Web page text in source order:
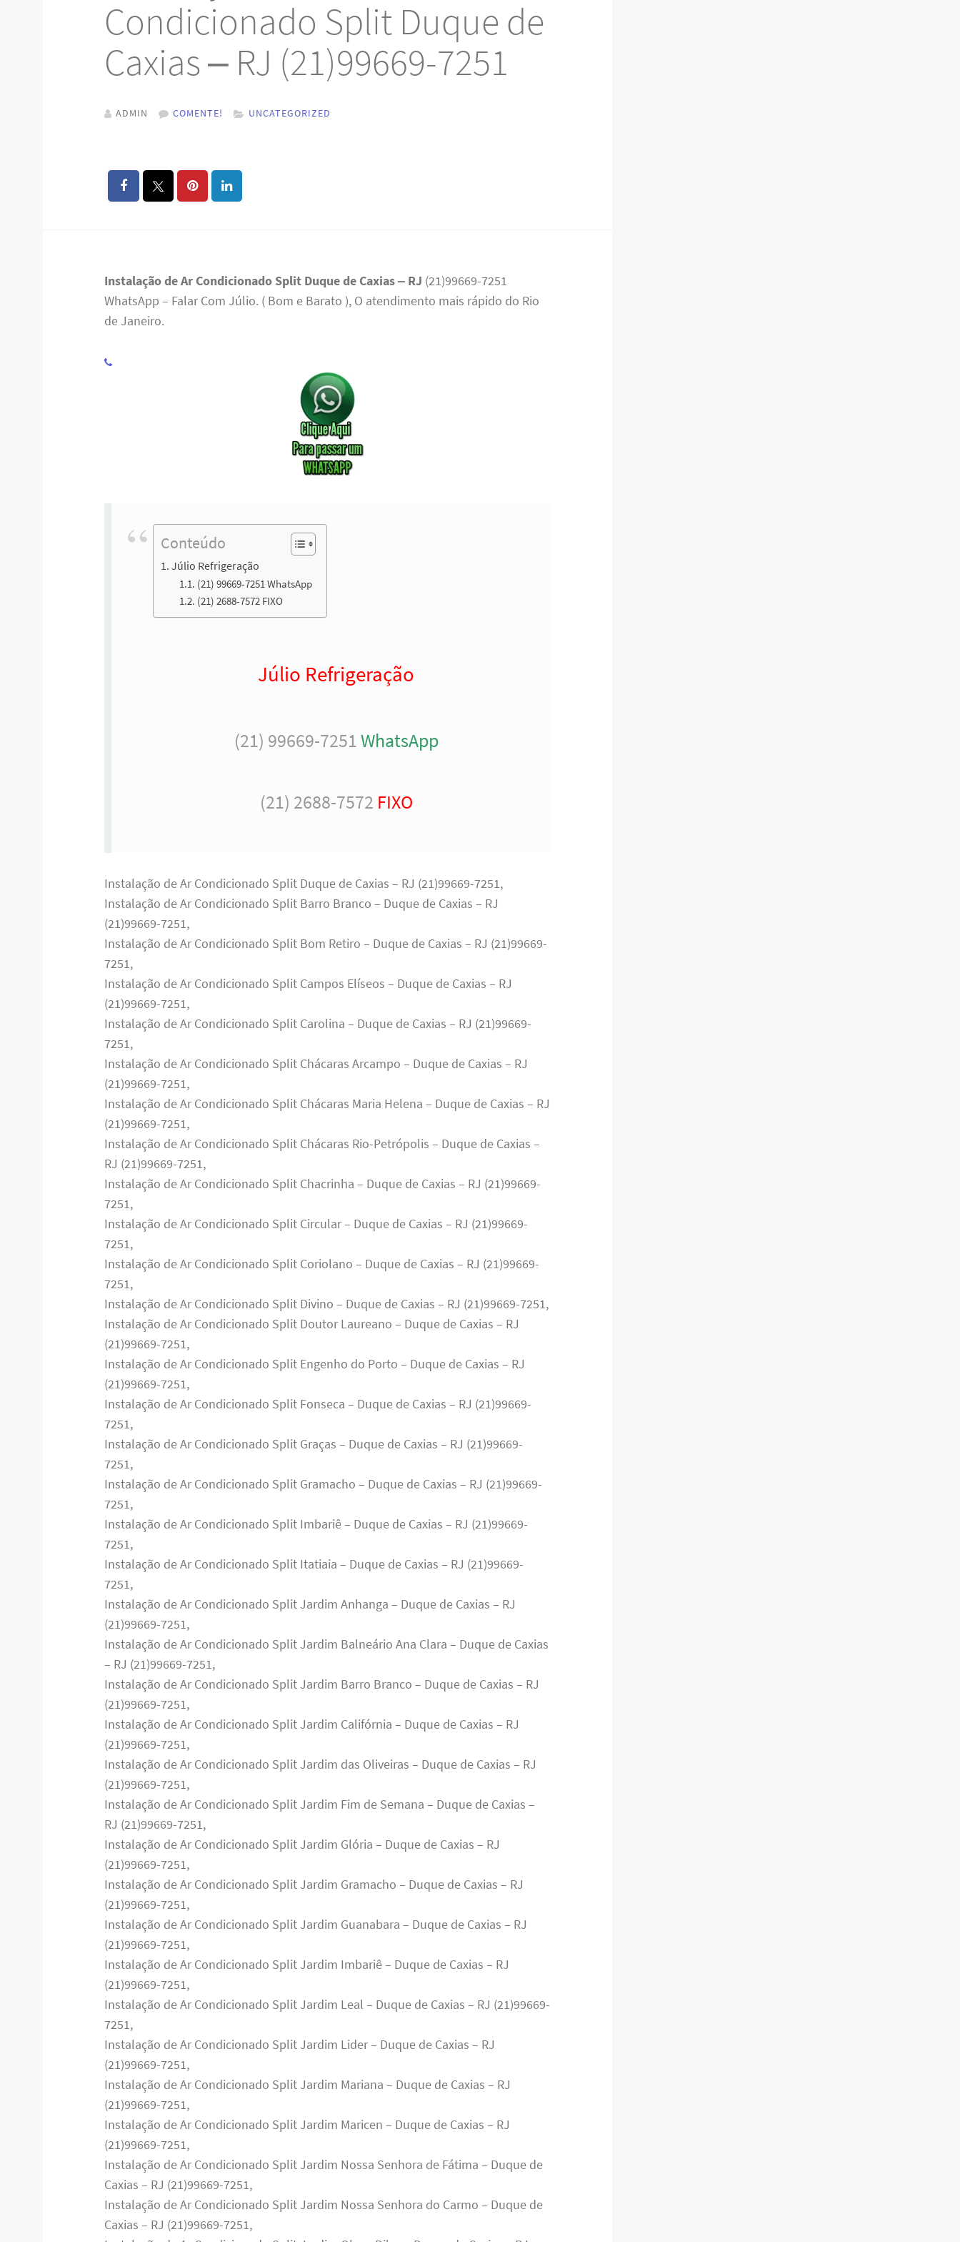
Condicionado Split Duque de
Caxias – RJ (21)99669-7251
ADMIN COMENTE! UNCATEGORIZED
Instalação de Ar Condicionado Split Duque de Caxias – RJ (21)99669-7251
WhatsApp – Falar Com Júlio. ( Bom e Barato ), O atendimento mais rápido do Rio
de Janeiro.
Conteúdo
Júlio Refrigeração
(21) 99669-7251 WhatsApp
(21) 2688-7572 FIXO
Júlio Refrigeração
(21) 99669-7251WhatsApp
(21) 2688-7572 FIXO
Instalação de Ar Condicionado Split Duque de Caxias – RJ (21)99669-7251,
Instalação de Ar Condicionado Split Barro Branco – Duque de Caxias – RJ
(21)99669-7251,
Instalação de Ar Condicionado Split Bom Retiro – Duque de Caxias – RJ (21)99669-
7251,
Instalação de Ar Condicionado Split Campos Elíseos – Duque de Caxias – RJ
(21)99669-7251,
Instalação de Ar Condicionado Split Carolina – Duque de Caxias – RJ (21)99669-
7251,
Instalação de Ar Condicionado Split Chácaras Arcampo – Duque de Caxias – RJ
(21)99669-7251,
Instalação de Ar Condicionado Split Chácaras Maria Helena – Duque de Caxias – RJ
(21)99669-7251,
Instalação de Ar Condicionado Split Chácaras Rio-Petrópolis – Duque de Caxias –
RJ (21)99669-7251,
Instalação de Ar Condicionado Split Chacrinha – Duque de Caxias – RJ (21)99669-
7251,
Instalação de Ar Condicionado Split Circular – Duque de Caxias – RJ (21)99669-
7251,
Instalação de Ar Condicionado Split Coriolano – Duque de Caxias – RJ (21)99669-
7251,
Instalação de Ar Condicionado Split Divino – Duque de Caxias – RJ (21)99669-7251,
Instalação de Ar Condicionado Split Doutor Laureano – Duque de Caxias – RJ
(21)99669-7251,
Instalação de Ar Condicionado Split Engenho do Porto – Duque de Caxias – RJ
(21)99669-7251,
Instalação de Ar Condicionado Split Fonseca – Duque de Caxias – RJ (21)99669-
7251,
Instalação de Ar Condicionado Split Graças – Duque de Caxias – RJ (21)99669-
7251,
Instalação de Ar Condicionado Split Gramacho – Duque de Caxias – RJ (21)99669-
7251,
Instalação de Ar Condicionado Split Imbariê – Duque de Caxias – RJ (21)99669-
7251,
Instalação de Ar Condicionado Split Itatiaia – Duque de Caxias – RJ (21)99669-
7251,
Instalação de Ar Condicionado Split Jardim Anhanga – Duque de Caxias – RJ
(21)99669-7251,
Instalação de Ar Condicionado Split Jardim Balneário Ana Clara – Duque de Caxias
– RJ (21)99669-7251,
Instalação de Ar Condicionado Split Jardim Barro Branco – Duque de Caxias – RJ
(21)99669-7251,
Instalação de Ar Condicionado Split Jardim Califórnia – Duque de Caxias – RJ
(21)99669-7251,
Instalação de Ar Condicionado Split Jardim das Oliveiras – Duque de Caxias – RJ
(21)99669-7251,
Instalação de Ar Condicionado Split Jardim Fim de Semana – Duque de Caxias –
RJ (21)99669-7251,
Instalação de Ar Condicionado Split Jardim Glória – Duque de Caxias – RJ
(21)99669-7251,
Instalação de Ar Condicionado Split Jardim Gramacho – Duque de Caxias – RJ
(21)99669-7251,
Instalação de Ar Condicionado Split Jardim Guanabara – Duque de Caxias – RJ
(21)99669-7251,
Instalação de Ar Condicionado Split Jardim Imbariê – Duque de Caxias – RJ
(21)99669-7251,
Instalação de Ar Condicionado Split Jardim Leal – Duque de Caxias – RJ (21)99669-
7251,
Instalação de Ar Condicionado Split Jardim Lider – Duque de Caxias – RJ
(21)99669-7251,
Instalação de Ar Condicionado Split Jardim Mariana – Duque de Caxias – RJ
(21)99669-7251,
Instalação de Ar Condicionado Split Jardim Maricen – Duque de Caxias – RJ
(21)99669-7251,
Instalação de Ar Condicionado Split Jardim Nossa Senhora de Fátima – Duque de
Caxias – RJ (21)99669-7251,
Instalação de Ar Condicionado Split Jardim Nossa Senhora do Carmo – Duque de
Caxias – RJ (21)99669-7251,